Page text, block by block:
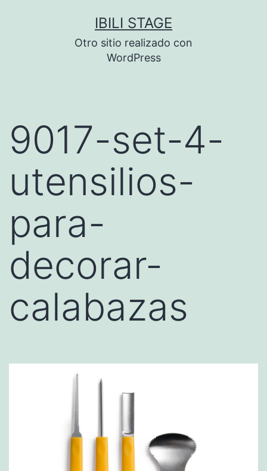
IBILI STAGE
Otro sitio realizado con
WordPress
9017-set-4-
utensilios-
para-
decorar-
calabazas